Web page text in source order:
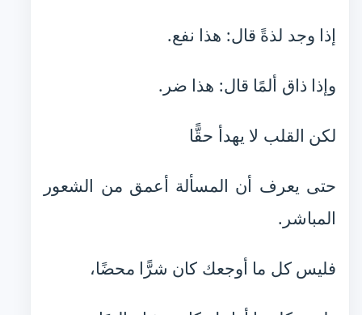
إذا وجد لذةً قال: هذا نفع.
وإذا ذاق ألمًا قال: هذا ضر.
لكن القلب لا يهدأ حقًّا
حتى يعرف أن المسألة أعمق من الشعور
المباشر.
فليس كل ما أوجعك كان شرًّا محضًا،